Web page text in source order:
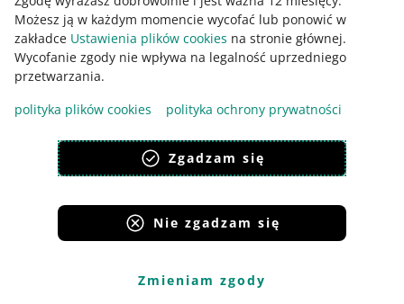
Możesz ją w każdym momencie wycofać lub ponowić w
zakładce Ustawienia plików cookies na stronie głównej.
Wycofanie zgody nie wpływa na legalność uprzedniego
przetwarzania.
polityka plików cookies
polityka ochrony prywatności
Zgadzam się
Nie zgadzam się
Zmieniam zgody
Ta strona jest też dostępna w innych językach
wygląd:
Serwisy Grupy Allegro
Allegro.sk Allegro.hu Onedelivery.cz